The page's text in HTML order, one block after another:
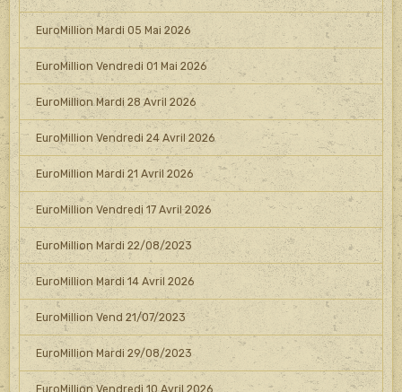
EuroMillion Mardi 05 Mai 2026
EuroMillion Vendredi 01 Mai 2026
EuroMillion Mardi 28 Avril 2026
EuroMillion Vendredi 24 Avril 2026
EuroMillion Mardi 21 Avril 2026
EuroMillion Vendredi 17 Avril 2026
EuroMillion Mardi 22/08/2023
EuroMillion Mardi 14 Avril 2026
EuroMillion Vend 21/07/2023
EuroMillion Mardi 29/08/2023
EuroMillion Vendredi 10 Avril 2026